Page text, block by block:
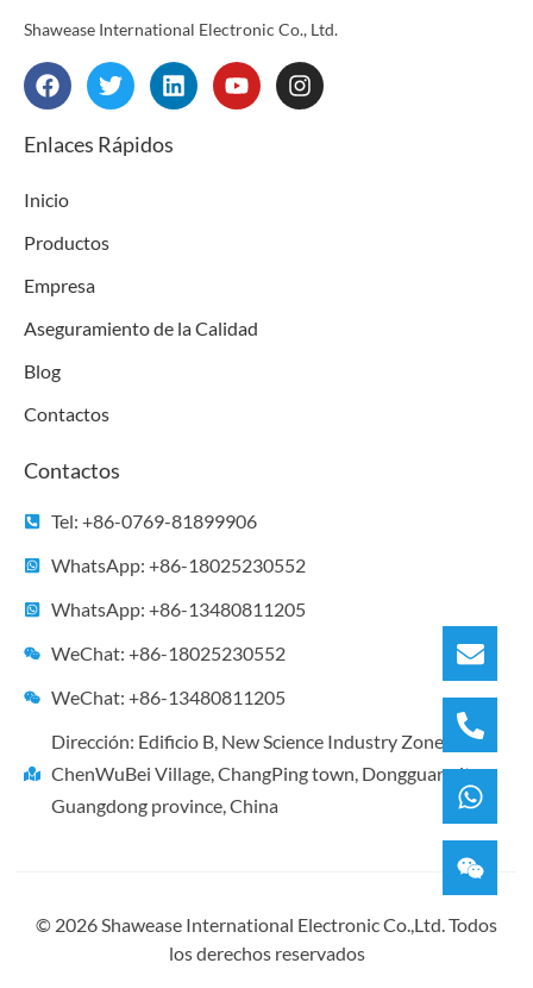
Shawease International Electronic Co., Ltd.
F
a
e
o
o
k
T
w
t
L
i
k
Y
o
I
n
Enlaces Rápidos
Inicio
Productos
Empresa
Aseguramiento de la Calidad
Blog
Contactos
Contactos
Tel: +86-0769-81899906
WhatsApp: +86-18025230552
WhatsApp: +86-13480811205
WeChat: +86-18025230552
WeChat: +86-13480811205
Dirección: Edificio B, New Science Industry Zone,
ChenWuBei Village, ChangPing town, Dongguan city,
Guangdong province, China
© 2026 Shawease International Electronic Co.,Ltd. Todos
los derechos reservados